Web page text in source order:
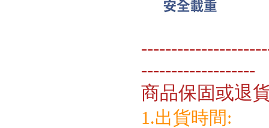
-------------------
商品保固或退
1.出貨時間: